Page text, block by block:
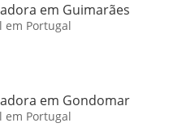
em Guimarães
em Portugal
em Gondomar
em Portugal